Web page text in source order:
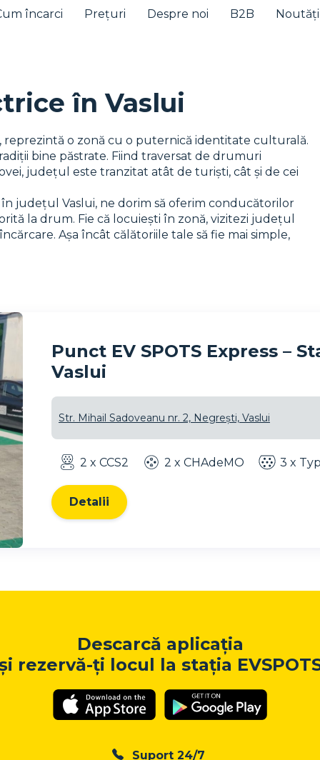
încarci Prețuri Despre noi B2B Noutăți
în Vaslui
reprezintă o zonă cu o puternică identitate culturală.
bine păstrate. Fiind traversat de drumuri
județul este tranzitat atât de turiști, cât și de cei
județul Vaslui, ne dorim să oferim conducătorilor
la drum. Fie că locuiești în zonă, vizitezi județul
Așa încât călătoriile tale să fie mai simple,
Punct EV SPOTS Express –
Vaslui
Str. Mihail Sadoveanu nr. 2, Negrești, Vaslui
2 x CCS2 2 x CHAdeMO 3 x
Detalii
Descarcă aplicația
rezervă-ți locul la stația
Suport 24/7